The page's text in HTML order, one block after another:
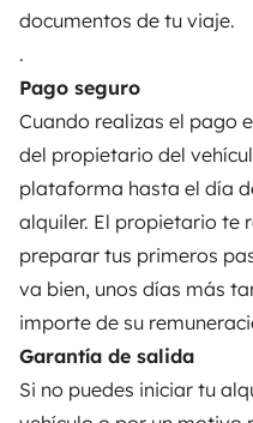
documentos de tu viaje.
.
Pago seguro
Cuando realizas el pago
del propietario del
plataforma hasta el día
alquiler. El propietario te
preparar tus primeros
va bien, unos días más
importe de su
Garantía de salida
Si no puedes iniciar tu
Contrato de alquiler
Seguros de alquiler
Asistencias de alquiler
Ayuda propietario